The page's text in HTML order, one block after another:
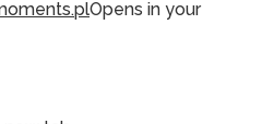
Opens in your